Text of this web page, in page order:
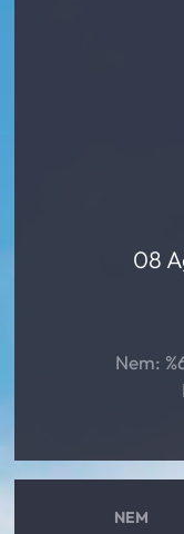
08
Nem:
NEM